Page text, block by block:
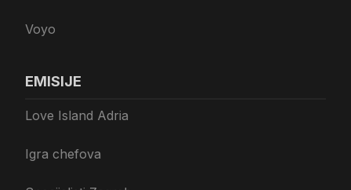
Voyo
EMISIJE
Love Island Adria
Igra chefova